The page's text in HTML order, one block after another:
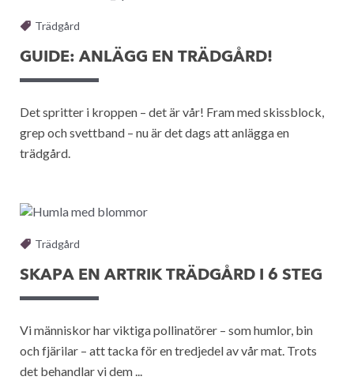
Trädgård
GUIDE: ANLÄGG EN TRÄDGÅRD!
Det spritter i kroppen – det är vår! Fram med skissblock,
grep och svettband – nu är det dags att anlägga en
trädgård.
Trädgård
SKAPA EN ARTRIK TRÄDGÅRD I 6 STEG
Vi människor har viktiga pollinatörer – som humlor, bin
och fjärilar – att tacka för en tredjedel av vår mat. Trots
det behandlar vi dem ...